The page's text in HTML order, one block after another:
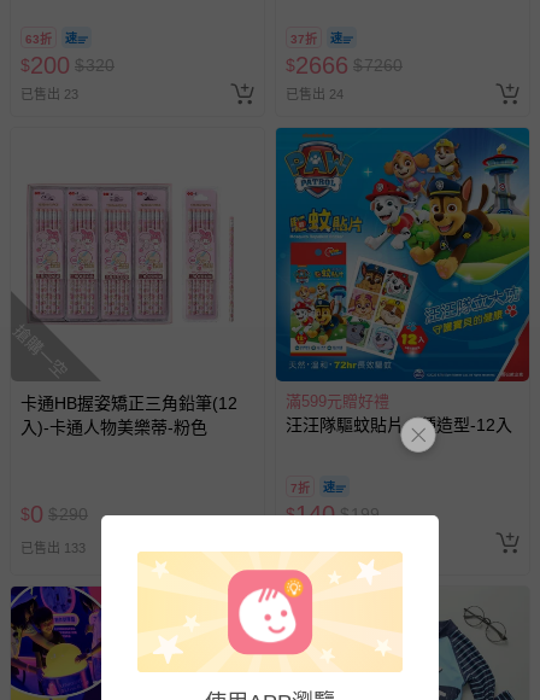
如需退換貨，請於收到商品7天（含例假日內提出），如為
瑕疵退換貨所產生的運費，將由媽咪愛負責處理，若非瑕疵
退貨，您可至『查詢訂單』>『已出貨』中查詢該筆訂單，
並點選『我要退貨』即可進行申請。若有相關退貨問題，請
LINE@客服ID: @mamilove我們將依序為您處理
與服務，謝謝。
針對滿件折/滿額贈…等活動，如因部份退貨，而該訂單保
留商品未達活動門檻，將以原價計算，活動贈品亦需一併退
回。
部分商品依據消費者保護法的規定，不適用七天鑑賞期/猶
豫期範圍：
易於腐敗、保存期限較短或解約時即將逾期（例如生鮮
商品、食品等）。
報紙、期刊或雜誌（惟書籍如經拆封、使用，則酌收整
經消費者拆封之影音商品或電腦軟體（例如 DVD、CD
等）。
非以有形媒介提供之數位內容或一經提供即為完成之線
上服務，經消費者事先同意始提供（例如線上課程、遊
戲或活動點數等）。
63折
$200 $320
已售出 23
37折
$2666 $7260
已售出 24
搶購一空
卡通HB握姿矯正三角鉛筆(12
入)-卡通人物美樂蒂-粉色
$0 $290
已售出 133 追蹤
滿599元贈好禮
汪汪隊驅蚊貼片-6種造型-12入
7折
$140 $199